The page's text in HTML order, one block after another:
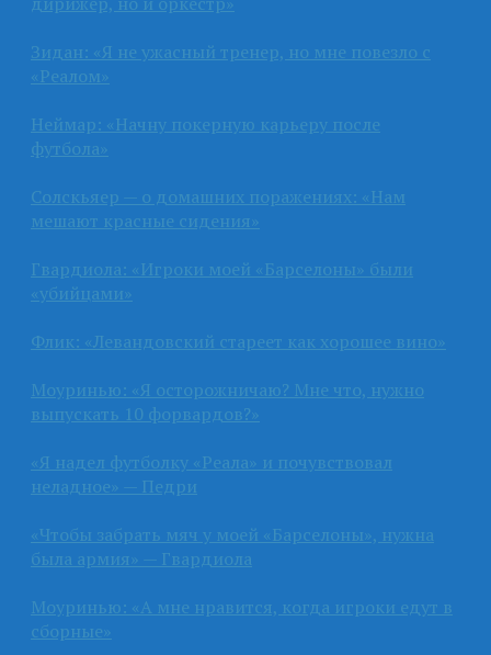
Зидан: «Я не ужасный тренер, но мне повезло с
«Реалом»
Неймар: «Начну покерную карьеру после
футбола»
Солскьяер — о домашних поражениях: «Нам
мешают красные сидения»
Гвардиола: «Игроки моей «Барселоны» были
«убийцами»
Флик: «Левандовский стареет как хорошее вино»
Моуринью: «Я осторожничаю? Мне что, нужно
выпускать 10 форвардов?»
«Я надел футболку «Реала» и почувствовал
неладное» — Педри
«Чтобы забрать мяч у моей «Барселоны», нужна
была армия» — Гвардиола
Моуринью: «А мне нравится, когда игроки едут в
сборные»